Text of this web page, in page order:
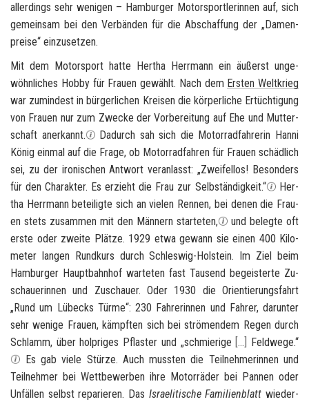
al­ler­dings sehr we­ni­gen – Ham­bur­ger Mo­tor­sport­le­rin­nen auf, sich
ge­mein­sam bei den Ver­bän­den für die Ab­schaf­fung der „Da­men­
prei­se“ ein­zu­set­zen.
Mit dem Mo­tor­sport hatte Her­tha Herr­mann ein äu­ßerst un­ge­
wöhn­li­ches Hobby für Frau­en ge­wählt. Nach dem Ers­ten Welt­krieg
war zu­min­dest in bür­ger­li­chen Krei­sen die kör­per­li­che Er­tüch­ti­gung
von Frau­en nur zum Zwe­cke der Vor­be­rei­tung auf Ehe und Mut­ter­
schaft an­er­kannt.
Da­durch sah sich die Mo­tor­rad­fah­re­rin Hanni
König ein­mal auf die Frage, ob Mo­tor­rad­fah­ren für Frau­en schäd­lich
sei, zu der iro­ni­schen Ant­wort ver­an­lasst: „Zwei­fel­los! Be­son­ders
für den Cha­rak­ter. Es er­zieht die Frau zur Selb­stän­dig­keit.“
Her­
tha Herr­mann be­tei­lig­te sich an vie­len Ren­nen, bei denen die Frau­
en stets zu­sam­men mit den Män­nern star­te­ten,
und be­leg­te oft
erste oder zwei­te Plät­ze. 1929 etwa ge­wann sie einen 400 Ki­lo­
me­ter lan­gen Rund­kurs durchSchleswig-​Holstein. Im Ziel beim
Ham­bur­ger Haupt­bahn­hof war­te­ten fast Tau­send be­geis­ter­te Zu­
schaue­rin­nen und Zu­schau­er. Oder 1930 die Ori­en­tie­rungs­fahrt
„Rund um Lü­becks Türme“: 230 Fah­re­rin­nen und Fah­rer, dar­un­ter
sehr we­ni­ge Frau­en, kämpf­ten sich bei strö­men­dem Regen durch
Schlamm, über holp­ri­ges Pflas­ter und „schmie­ri­ge […
Feld­we­ge.“
Es gab viele Stür­ze. Auch muss­ten die Teil­neh­me­rin­nen und
Teil­neh­mer bei Wett­be­wer­ben ihre Mo­tor­rä­der bei Pan­nen oder
Un­fäl­len selbst re­pa­rie­ren. Das Is­rae­li­ti­sche Fa­mi­li­en­blatt wie­der­